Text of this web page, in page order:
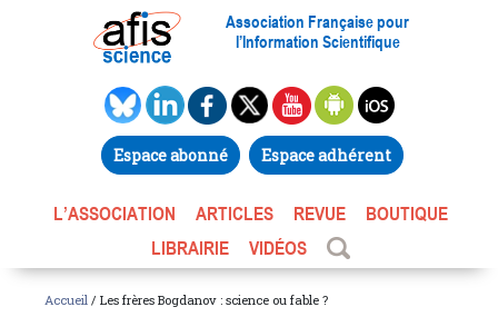
Association Française pour
l’Information Scientifique
Espace abonné Espace adhérent
L’ASSOCIATION ARTICLES REVUE
BOUTIQUE
LIBRAIRIE
VIDÉOS
Accueil / Les frères Bogdanov : science ou fable ?